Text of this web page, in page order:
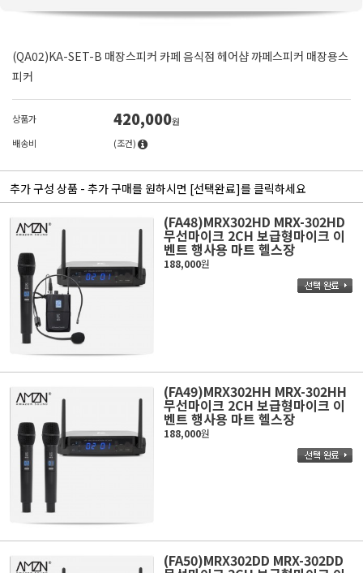
(QA02)KA-SET-B 매장스피커 카페 음식점 헤어샵 까페스피커 매장용스
피커
상품가 420,000원
배송비
(조건)
추가 구성 상품 - 추가 구매를 원하시면 [선택완료]를 클릭하세요
(FA48)MRX302HD MRX-302HD
무선마이크 2CH 보급형마이크 이
벤트 행사용 마트 헬스장
188,000원
(FA49)MRX302HH MRX-302HH
무선마이크 2CH 보급형마이크 이
벤트 행사용 마트 헬스장
188,000원
(FA50)MRX302DD MRX-302DD